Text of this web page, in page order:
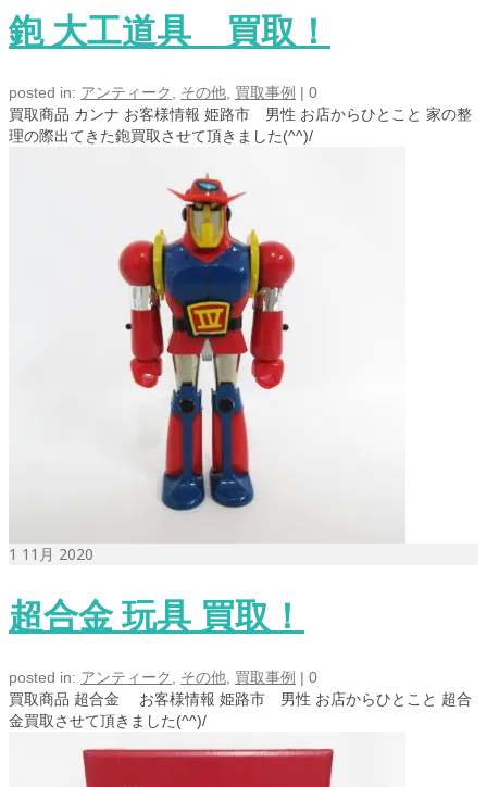
鉋 大工道具 買取！
posted in: アンティーク その他 買取事例 | 0
買取商品 カンナ お客様情報 姫路市 男性 お店からひとこと 家の整
理の際出てきた鉋買取させて頂きました(^^)/
1 11月 2020
超合金 玩具 買取！
posted in: アンティーク その他 買取事例 | 0
買取商品 超合金 お客様情報 姫路市 男性 お店からひとこと 超合
金買取させて頂きました(^^)/